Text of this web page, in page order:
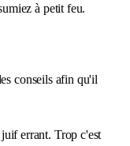
à petit feu.
conseils afin qu'il
errant. Trop c'est